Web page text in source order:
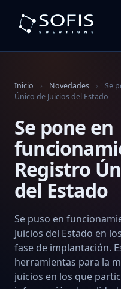
Inicio › Novedades ›
Se
Único de Juicios del Estado
Se pone en
Registro
del Estado
Se puso en
Juicios del Estado en
fase de implantación.
herramientas para la
juicios en los que